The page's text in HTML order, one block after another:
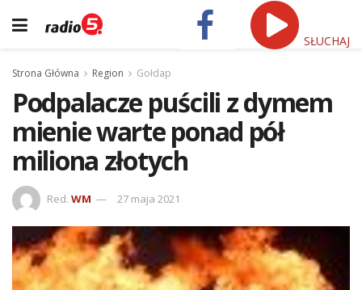
SŁUCHAJ
Strona Główna Region Gołdap
Podpalacze puścili z dymem
mienie warte ponad pół
miliona złotych
Red. WM 27 maja 2021